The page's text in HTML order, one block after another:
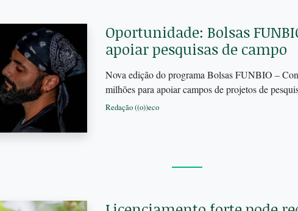
Oportunidade: Bolsas
apoiar pesquisas de campo
Nova edição do programa Bolsas FUNBIO –
milhões para apoiar campos de projetos de
Redação ((o))eco